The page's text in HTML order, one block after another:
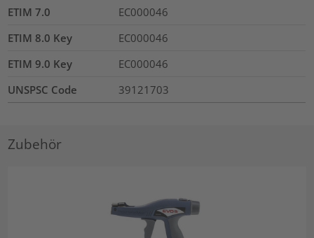
ETIM 7.0
EC000046
ETIM 8.0 Key
EC000046
ETIM 9.0 Key
EC000046
UNSPSC Code
39121703
Zubehör